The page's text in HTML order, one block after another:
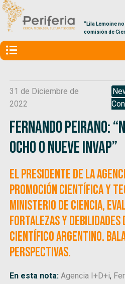
“Lila Lemoine
comisión de
31 de Diciembre de
2022
Fernando Peirano:
ocho o nueve Invap”
El presidente de la
Promoción Científica y
Ministerio de Ciencia,
fortalezas y debilidades
científico argentino.
perspectivas.
En esta nota:Agencia I+D+i,